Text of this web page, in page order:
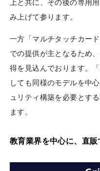
上と共に、その後の専用
み上げて参ります。
一方「マルチタッチカー
での提供が主となるため
得を見込んでおります。
しても同様のモデルを中
ュリティ構築を必要とす
ます。
教育業界を中心に、直